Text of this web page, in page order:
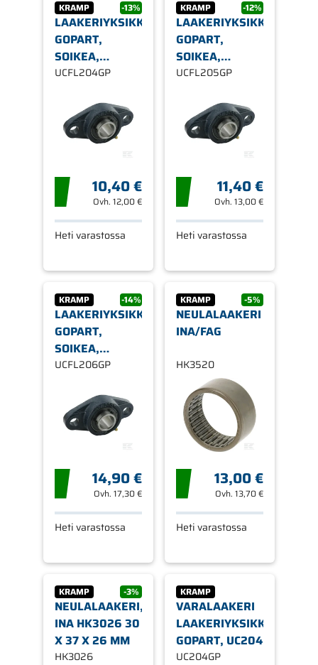
KRAMP -13%
LAAKERIYKSIKKÖ,
GOPART,
SOIKEA,
UCFL204
UCFL204GP
10,40 €
Ovh. 12,00 €
Heti varastossa
KRAMP -12%
LAAKERIYKSIKKÖ,
GOPART,
SOIKEA,
UCFL205
UCFL205GP
11,40 €
Ovh.13,00 €
Heti varastossa
KRAMP -14%
LAAKERIYKSIKKÖ,
GOPART,
SOIKEA,
UCFL206
UCFL206GP
14,90 €
Ovh. 17,30 €
Heti varastossa
KRAMP -5%
NEULALAAKERI
INA/FAG
HK3520
13,00 €
Ovh.13,70 €
Heti varastossa
KRAMP -3%
NEULALAAKERI,
INA HK3026 30
X 37 X 26 MM
HK3026
KRAMP
VARALAAKERI
LAAKERIYKSIKKÖÖN,
GOPART, UC204
UC204GP